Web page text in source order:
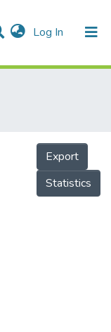
Log In (current)
Export
Statistics